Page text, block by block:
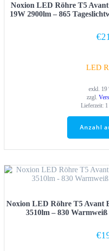
Noxion LED Röhre T5
19W 2900lm – 865
€
LED
exkl. 19
zzgl.
Lieferzeit:
Anzahl
Noxion LED Röhre T5 Avant
3510lm – 830
€